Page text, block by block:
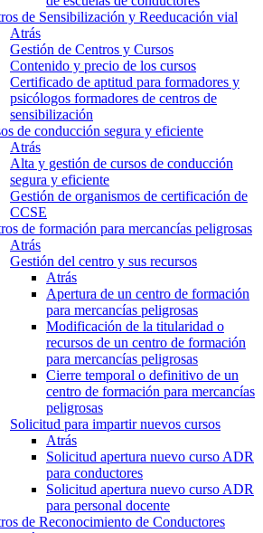
de Sensibilización y Reeducación vial
Atrás
Gestión de Centros y Cursos
Contenido y precio de los cursos
Certificado de aptitud para formadores y
psicólogos formadores de centros de
sensibilización
de conducción segura y eficiente
Atrás
Alta y gestión de cursos de conducción
segura y eficiente
Gestión de organismos de certificación de
CCSE
de formación para mercancías peligrosas
Atrás
Gestión del centro y sus recursos
Atrás
Apertura de un centro de formación
para mercancías peligrosas
Modificación de la titularidad o
recursos de un centro de formación
para mercancías peligrosas
Cierre temporal o definitivo de un
centro de formación para mercancías
peligrosas
Solicitud para impartir nuevos cursos
Atrás
Solicitud apertura nuevo curso ADR
para conductores
Solicitud apertura nuevo curso ADR
para personal docente
de Reconocimiento de Conductores